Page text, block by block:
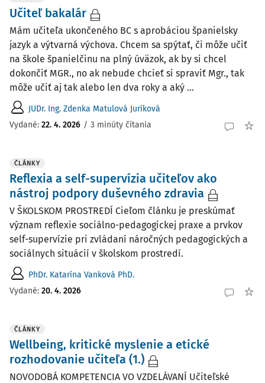
Učiteľ bakalár
Mám učiteľa ukončeného BC s aprobáciou španielsky
jazyk a výtvarná výchova. Chcem sa spýtať, či môže učiť
na škole španielčinu na plný úväzok, ak by si chcel
dokončiť MGR., no ak nebude chcieť si spraviť Mgr., tak
môže učiť aj tak alebo len dva roky a aký ...
JUDr. Ing. Zdenka Matulová Juríková
Vydané: 22. 4. 2026 / 3 minúty čítania
ČLÁNKY
Reflexia a self-supervízia učiteľov ako
nástroj podpory duševného zdravia
V ŠKOLSKOM PROSTREDÍ Cieľom článku je preskúmať
význam reflexie sociálno-pedagogickej praxe a prvkov
self-supervízie pri zvládaní náročných pedagogických a
sociálnych situácií v školskom prostredí.
PhDr. Katarína Vanková PhD.
Vydané: 20. 4. 2026
ČLÁNKY
Wellbeing, kritické myslenie a etické
rozhodovanie učiteľa (1.)
NOVODOBÁ KOMPETENCIA VO VZDELÁVANÍ Učiteľské